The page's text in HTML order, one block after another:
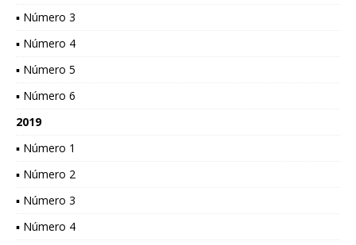
▪ Número 3
▪ Número 4
▪ Número 5
▪ Número 6
2019
▪ Número 1
▪ Número 2
▪ Número 3
▪ Número 4